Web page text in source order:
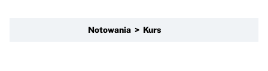
Notowania > Kurs